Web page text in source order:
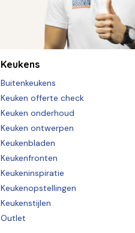
Keukens
Buitenkeukens
Keuken offerte check
Keuken onderhoud
Keuken ontwerpen
Keukenbladen
Keukenfronten
Keukeninspiratie
Keukenopstellingen
Keukenstijlen
Outlet